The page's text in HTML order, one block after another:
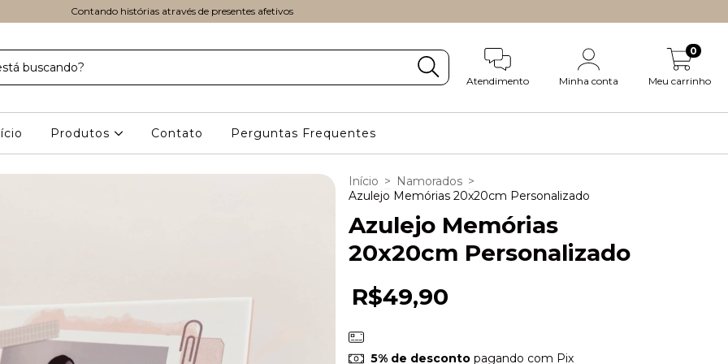
Contando histórias através de presentes afetivos
Atendimento Minha conta Meu carrinho
0
Produtos Contato Perguntas Frequentes
Início > Namorados >
Azulejo Memórias 20x20cm Personalizado
Azulejo Memórias
20x20cm Personalizado
R$49,90
5% de descontopagando com Pix